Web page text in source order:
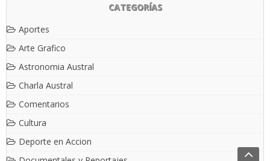
CATEGORÍAS
Aportes
Arte Grafico
Astronomia Austral
Charla Austral
Comentarios
Cultura
Deporte en Accion